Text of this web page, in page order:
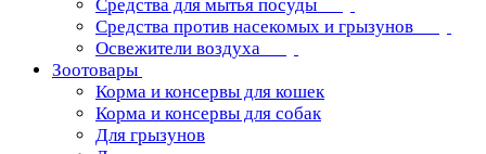
Средства для мытья посуды
Средства против насекомых и грызунов
Освежители воздуха
Зоотовары
Корма и консервы для кошек
Корма и консервы для собак
Для грызунов